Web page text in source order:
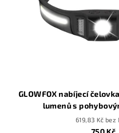
GLOWFOX nabíjecí
lumenů s
619,83 Kč bez